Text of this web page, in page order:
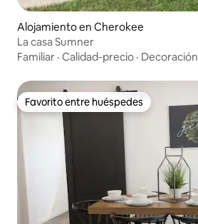
Alojamiento en Cherokee
La casa Sumner
Familiar · Calidad-precio · Decoración
Favorito entre huéspedes
Favorito entre huéspedes